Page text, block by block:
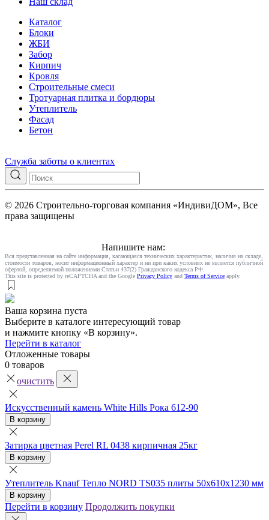
Каталог
Блоки
ЖБИ
Забор
Кирпич
Кровля
Строительные смеси
Тротуарная плитка и бордюры
Утеплитель
Фасад
Бетон
Служба заботы о клиентах
© 2026 Строительно-торговая компания «ИндивиДОМ», Все
права защищены
Напишите нам:
Вся представленная на сайте информация, касающаяся технических характеристик, наличия на складе,
стоимости товаров, носит информационный характер и ни при каких условиях не является публичной
офертой, определяемой положениями Статьи 437(2) Гражданского кодекса РФ.
This site is protected by reCAPTCHA and the Google Privacy Policy and Terms of Service apply.
Ваша корзина пуста
Выберите в каталоге интересующий товар
и нажмите кнопку «В корзину».
Перейти в каталог
Отложенные товары
0 товаров
очистить
Искусственный камень White Hills Рока 612-90
В корзину
Затирка цветная Perel RL 0438 кирпичная 25кг
В корзину
Утеплитель Knauf Тепло NORD TS035 плиты 50х610х1230 мм
В корзину
Перейти в корзину Продолжить покупки